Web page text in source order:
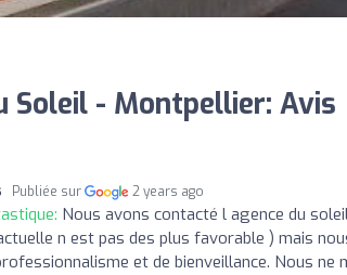
Soleil - Montpellier: Avis
Publiée sur 2 years ago
Nous avons contacté l agence du
n est pas des plus favorable ) mais
et de bienveillance. Nous ne